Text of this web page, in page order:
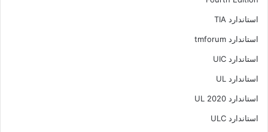
استاندارد TIA
استاندارد tmforum
استاندارد UIC
استاندارد UL
استاندارد UL 2020
استاندارد ULC